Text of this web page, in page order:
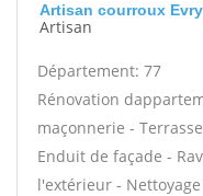
Artisan courroux
Artisan
Département: 77
Rénovation
maçonnerie -
Enduit de façade -
l'extérieur -